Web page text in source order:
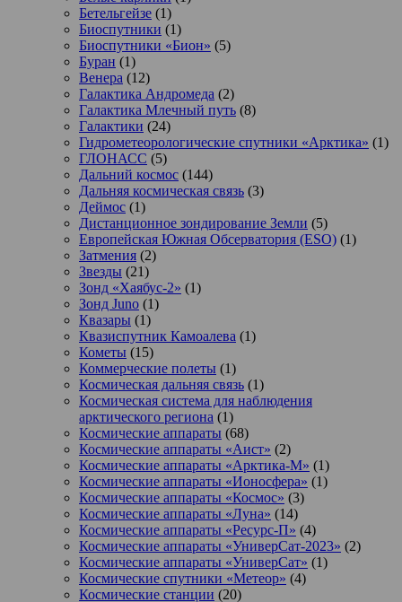
Бетельгейзе (1)
Биоспутники (1)
Биоспутники «Бион» (5)
Буран (1)
Венера (12)
Галактика Андромеда (2)
Галактика Млечный путь (8)
Галактики (24)
Гидрометеорологические спутники «Арктика» (1)
ГЛОНАСС (5)
Дальний космос (144)
Дальняя космическая связь (3)
Деймос (1)
Дистанционное зондирование Земли (5)
Европейская Южная Обсерватория (ESO) (1)
Затмения (2)
Звезды (21)
Зонд «Хаябус-2» (1)
Зонд Juno (1)
Квазары (1)
Квазиспутник Камоалева (1)
Кометы (15)
Коммерческие полеты (1)
Космическая дальняя связь (1)
Космическая система для наблюдения
арктического региона (1)
Космические аппараты (68)
Космические аппараты «Аист» (2)
Космические аппараты «Арктика-М» (1)
Космические аппараты «Ионосфера» (1)
Космические аппараты «Космос» (3)
Космические аппараты «Луна» (14)
Космические аппараты «Ресурс-П» (4)
Космические аппараты «УниверСат-2023» (2)
Космические аппараты «УниверСат» (1)
Космические спутники «Метеор» (4)
Космические станции (20)